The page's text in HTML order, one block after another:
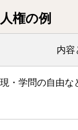
権の例
内容
・学問の自由な